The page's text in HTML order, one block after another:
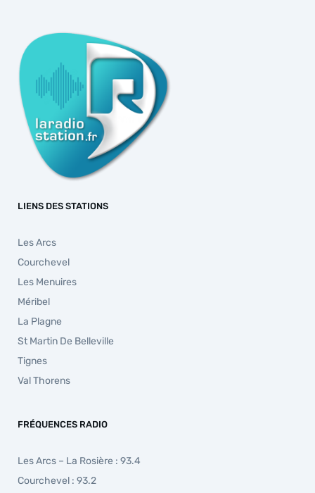
LIENS DES STATIONS
Les Arcs
Courchevel
Les Menuires
Méribel
La Plagne
St Martin De Belleville
Tignes
Val Thorens
FRÉQUENCES RADIO
Les Arcs – La Rosière : 93.4
Courchevel : 93.2